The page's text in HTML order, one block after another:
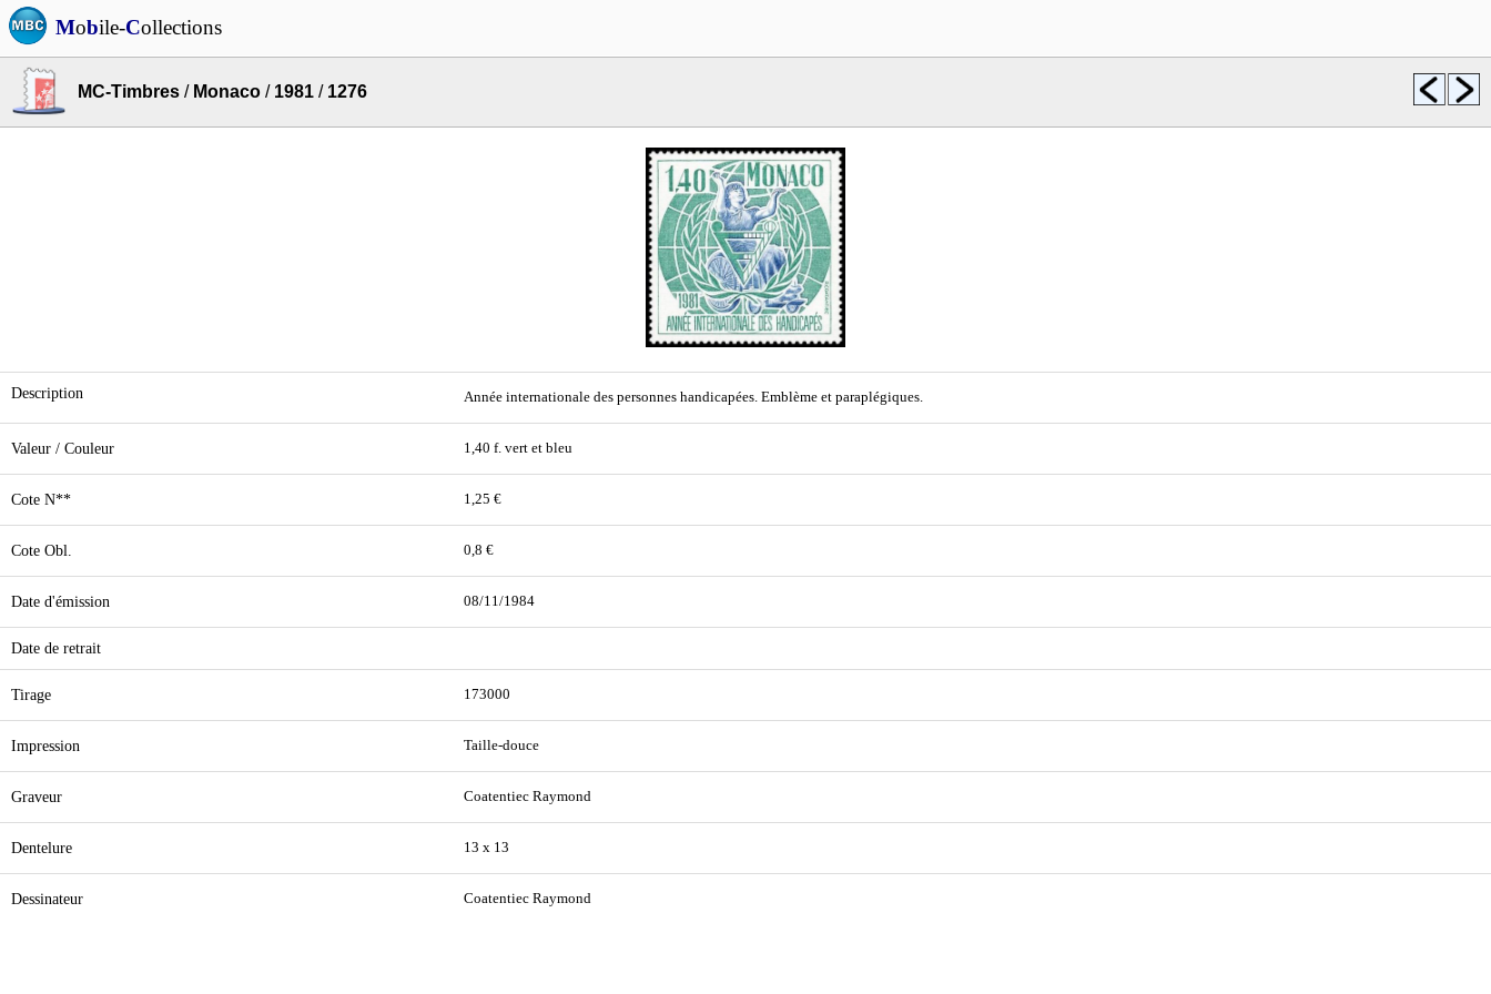
Mobile-Collections
MC-Timbres / Monaco / 1981 / 1276
Description Année internationale des personnes handicapées. Emblème et paraplégiques.
Valeur / Couleur 1,40 f. vert et bleu
Cote N** 1,25 €
Cote Obl. 0,8 €
Date d'émission 08/11/1984
Date de retrait
Tirage 173000
Impression Taille-douce
Graveur Coatentiec Raymond
Dentelure 13 x 13
Dessinateur Coatentiec Raymond